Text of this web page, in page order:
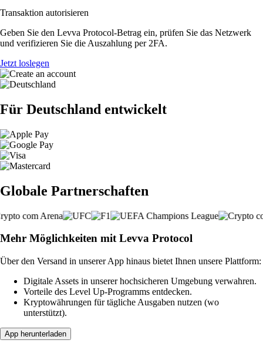
Transaktion autorisieren
Geben Sie den Levva Protocol-Betrag ein, prüfen Sie das Netzwerk
und verifizieren Sie die Auszahlung per 2FA.
Jetzt loslegen
Für Deutschland entwickelt
Globale Partnerschaften
Mehr Möglichkeiten mit Levva Protocol
Über den Versand in unserer App hinaus bietet Ihnen unsere Plattform:
Digitale Assets in unserer hochsicheren Umgebung verwahren.
Vorteile des Level Up-Programms entdecken.
Kryptowährungen für tägliche Ausgaben nutzen (wo
unterstützt).
App herunterladen